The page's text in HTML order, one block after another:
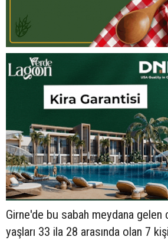
Girne'de bu sabah meydana gelen
yaşları 33 ila 28 arasında olan 7